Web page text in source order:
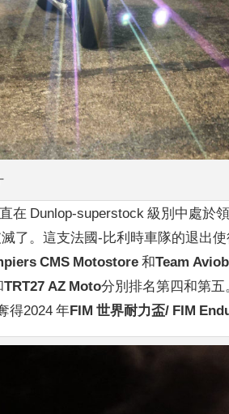
在 Dunlop-superstock 級別中處於
了。這支法國-比利時車隊的退出
CMS Motostore和Team
TRT27 AZ Moto分別排名第四和第五
得2024 年FIM 世界耐力盃/ FIM